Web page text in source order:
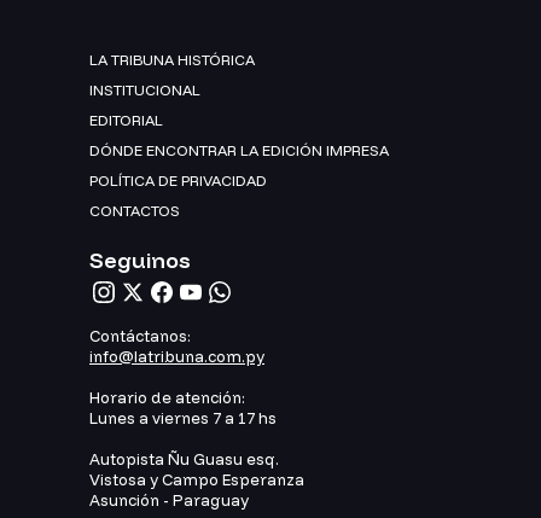
LA TRIBUNA HISTÓRICA
INSTITUCIONAL
EDITORIAL
DÓNDE ENCONTRAR LA EDICIÓN IMPRESA
POLÍTICA DE PRIVACIDAD
CONTACTOS
Seguinos
Contáctanos:
info@latribuna.com.py
Horario de atención:
Lunes a viernes 7 a 17 hs
Autopista Ñu Guasu esq.
Vistosa y Campo Esperanza
Asunción - Paraguay